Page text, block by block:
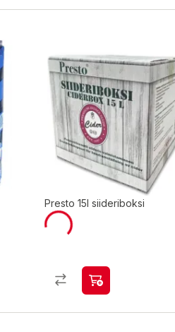
Presto 15l siideriboksi